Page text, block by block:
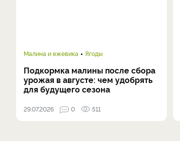
Малина и ежевика Ягоды
Подкормка малины после сбора
урожая в августе: чем удобрять
для будущего сезона
29.07.2026 0 511